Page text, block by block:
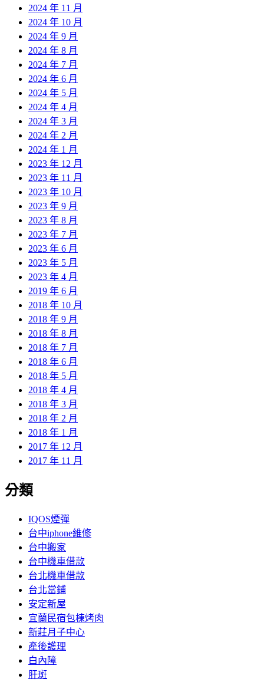
2024 年 11 月
2024 年 10 月
2024 年 9 月
2024 年 8 月
2024 年 7 月
2024 年 6 月
2024 年 5 月
2024 年 4 月
2024 年 3 月
2024 年 2 月
2024 年 1 月
2023 年 12 月
2023 年 11 月
2023 年 10 月
2023 年 9 月
2023 年 8 月
2023 年 7 月
2023 年 6 月
2023 年 5 月
2023 年 4 月
2019 年 6 月
2018 年 10 月
2018 年 9 月
2018 年 8 月
2018 年 7 月
2018 年 6 月
2018 年 5 月
2018 年 4 月
2018 年 3 月
2018 年 2 月
2018 年 1 月
2017 年 12 月
2017 年 11 月
分類
IQOS煙彈
台中iphone維修
台中搬家
台中機車借款
台北機車借款
台北當鋪
安定新屋
宜蘭民宿包棟烤肉
新莊月子中心
產後護理
白內障
肝斑